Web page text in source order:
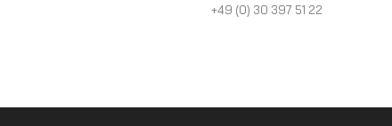
+49 (0) 30 397 51 22